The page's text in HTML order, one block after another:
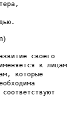
своего
к лицам
которые